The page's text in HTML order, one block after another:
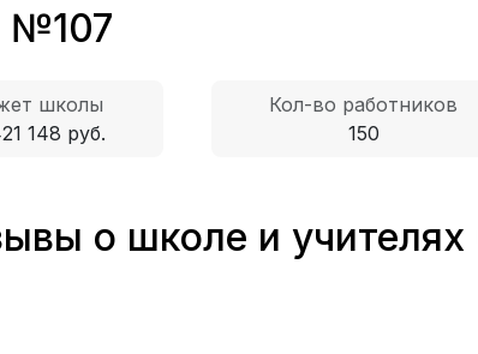
№107
школы
148 руб.
Кол-во работников
150
о школе и учителях